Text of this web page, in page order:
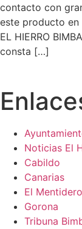
contacto con
este producto en
EL HIERRO
consta […]
Noticias El
Cabildo
Canarias
El Mentidero
Gorona
Tribuna